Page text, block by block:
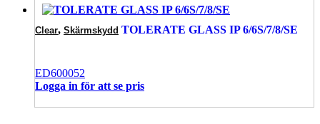
Clear, Skärmskydd TOLERATE GLASS IP 6/6S/7/8/SE
ED600052
Logga in för att se pris